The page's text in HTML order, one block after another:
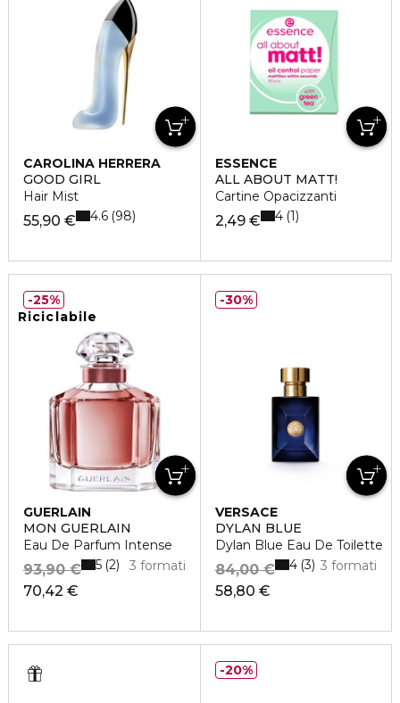
CAROLINA HERRERA
GOOD GIRL
Hair Mist
55,90 € 4.6 98
ESSENCE
ALL ABOUT MATT!
Cartine Opacizzanti
2,49 € 4 1
Riciclabile
GUERLAIN
MON GUERLAIN
Eau De Parfum Intense
70,42 €
93,90 € 3 formati
5 2
25%
VERSACE
DYLAN BLUE
Dylan Blue Eau De Toilette
58,80 €
84,00 € 3 formati
4 3
30%
20%